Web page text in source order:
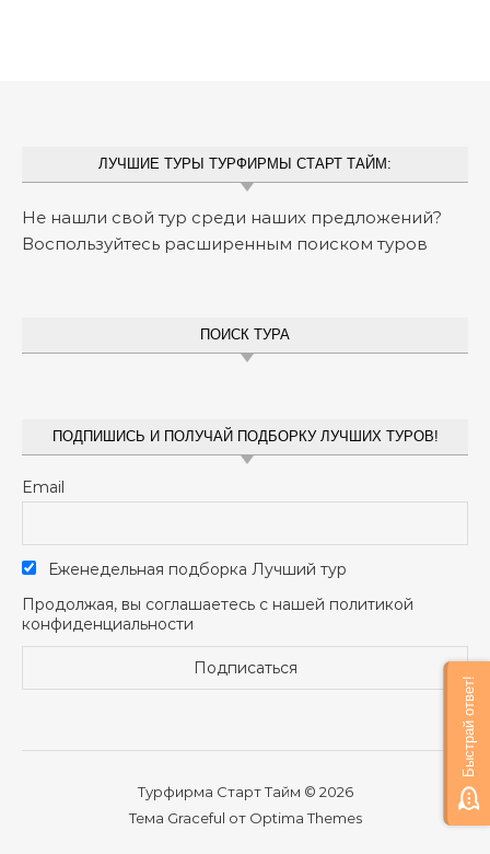
ЛУЧШИЕ ТУРЫ ТУРФИРМЫ СТАРТ ТАЙМ:
Не нашли свой тур среди наших предложений?
Воспользуйтесь расширенным поиском туров
ПОИСК ТУРА
ПОДПИШИСЬ И ПОЛУЧАЙ ПОДБОРКУ ЛУЧШИХ ТУРОВ!
Email
Еженедельная подборка Лучший тур
Продолжая, вы соглашаетесь с нашей политикой
конфиденциальности
Турфирма Старт Тайм © 2026
Тема Graceful от Optima Themes
Быстрай ответ!